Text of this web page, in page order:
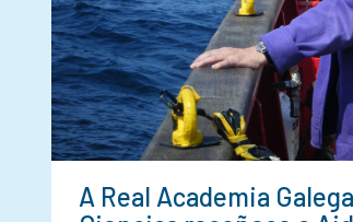
A Real Academia